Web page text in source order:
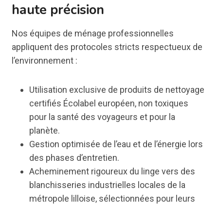
haute précision
Nos équipes de ménage professionnelles
appliquent des protocoles stricts respectueux de
l’environnement :
Utilisation exclusive de produits de nettoyage
certifiés Écolabel européen, non toxiques
pour la santé des voyageurs et pour la
planète.
Gestion optimisée de l’eau et de l’énergie lors
des phases d’entretien.
Acheminement rigoureux du linge vers des
blanchisseries industrielles locales de la
métropole lilloise, sélectionnées pour leurs